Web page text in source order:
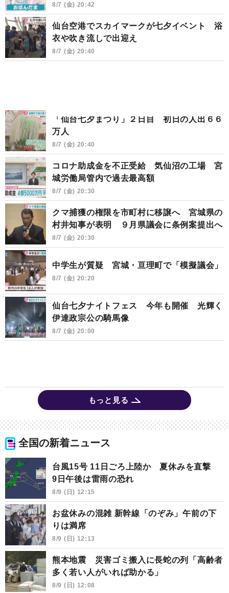
8/7 (金) 20:42
仙台空港でスカイマークが七夕イベント 浴
衣や吹き流しで出迎え
8/7 (金) 20:40
「仙台七夕まつり」２日目 初日の人出６６
万人
8/7 (金) 20:40
コロナ助成金を不正受給 気仙沼の工場 宮
城労働局管内で過去最高額
8/7 (金) 20:30
クマ捕獲の権限を市町村に移譲へ 宮城県の
村井知事が表明 ９月県議会に条例案提出へ
8/7 (金) 20:30
中学生が質疑 宮城・亘理町で「模擬議会」
8/7 (金) 20:20
仙台七夕ナイトフェス 今年も開催 光輝く
伊達政宗公の騎馬像
8/7 (金) 20:00
もっと見る
全国の新着ニュース
台風15号 11日ごろ上陸か 夏休みを直撃
9日午後は雷雨の恐れ
8/9 (日) 12:15
お盆休みの混雑 新幹線「のぞみ」午前の下
りは満席
8/9 (日) 12:13
熊本地震 災害ゴミ搬入に長蛇の列「高齢者
多く若い人がいれば助かる」
8/9 (日) 12:08